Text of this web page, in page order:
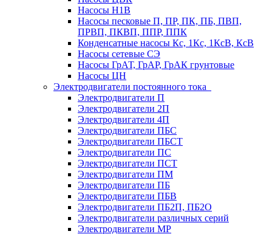
Насосы Н1В
Насосы песковые П, ПР, ПК, ПБ, ПВП,
ПРВП, ПКВП, ППР, ППК
Конденсатные насосы Кс, 1Кс, 1КсВ, КсВ
Насосы сетевые СЭ
Насосы ГрАТ, ГрАР, ГрАК грунтовые
Насосы ЦН
Электродвигатели постоянного тока
Электродвигатели П
Электродвигатели 2П
Электродвигатели 4П
Электродвигатели ПБС
Электродвигатели ПБСТ
Электродвигатели ПС
Электродвигатели ПСТ
Электродвигатели ПМ
Электродвигатели ПБ
Электродвигатели ПБВ
Электродвигатели ПБ2П, ПБ2О
Электродвигатели различных серий
Электродвигатели МР